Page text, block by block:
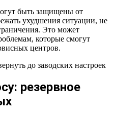
быть защищены от
ухудшения ситуации, не
Это может
которые смогут
центров.
резервное